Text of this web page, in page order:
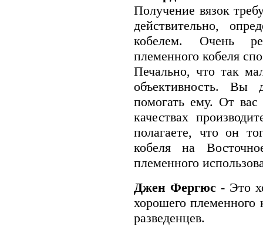
Получение вязок
действительно,
кобелем. Очень
племенного кобеля
Печально, что так
объективность. Вы
помогать ему. От
качествах
полагаете, что он
кобеля на
племенного
Джен Фергюс - Это
хорошего племенного
разведенцев.